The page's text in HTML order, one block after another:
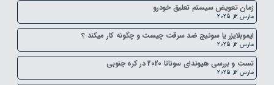
زمان تعویض سیستم تعلیق خودرو
مارس 12, 2025
ایموبلایزر یا سوئیچ ضد سرقت چیست و چگونه کار میکند ؟
مارس 12, 2025
تست و بررسی هیوندای سوناتا 2020 در کره جنوبی
مارس 12, 2025